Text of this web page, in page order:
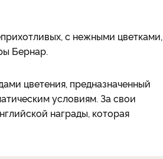
с нежными цветками,
Бернар.
цветения, предназначенный
условиям. За свои
награды, которая